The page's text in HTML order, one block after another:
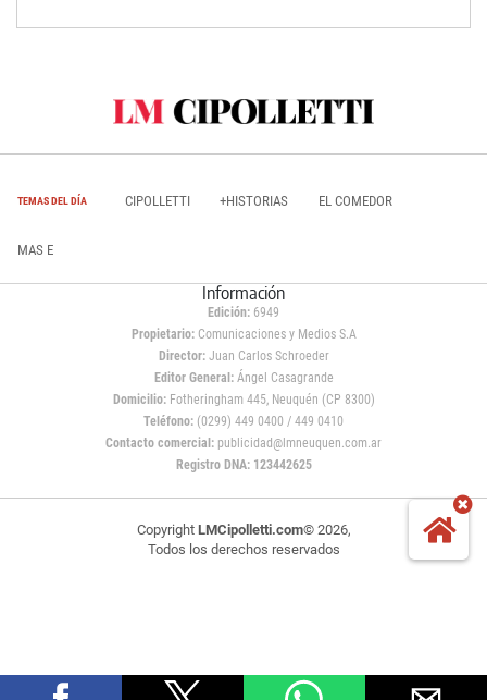
TEMAS DEL DÍA CIPOLLETTI +HISTORIAS EL COMEDOR
MAS E
Información
Edición: 6949
Propietario:Comunicaciones y Medios S.A
Director: Juan Carlos Schroeder
Editor General:Ángel Casagrande
Domicilio:Fotheringham 445, Neuquén (CP 8300)
Teléfono: (0299) 449 0400 / 449 0410
Contacto comercial: publicidad@lmneuquen.com.ar
Registro DNA: 123442625
Copyright LMCipolletti.com© 2026,
Todos los derechos reservados